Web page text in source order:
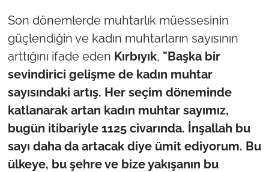
Son dönemlerde muhtarlık müessesinin
güçlendiğin ve kadın muhtarların sayısının
arttığını ifade eden Kırbıyık, "Başka bir
sevindirici gelişme de kadın muhtar
sayısındaki artış. Her seçim döneminde
katlanarak artan kadın muhtar sayımız,
bugün itibariyle 1125 civarında. İnşallah bu
sayı daha da artacak diye ümit ediyorum. Bu
ülkeye, bu şehre ve bize yakışanın bu
Gündem-Eğitim